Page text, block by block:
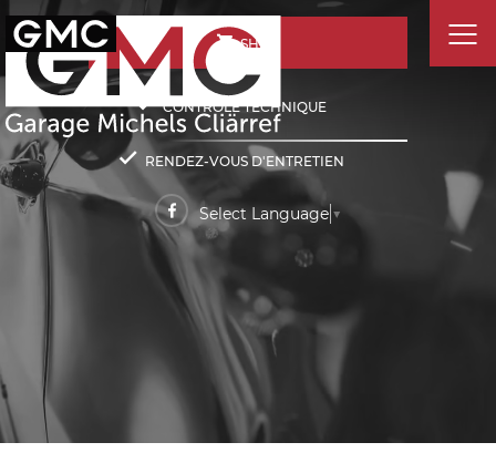
SHOP
CONTRÔLE TECHNIQUE
RENDEZ-VOUS D'ENTRETIEN
Select Language ▼